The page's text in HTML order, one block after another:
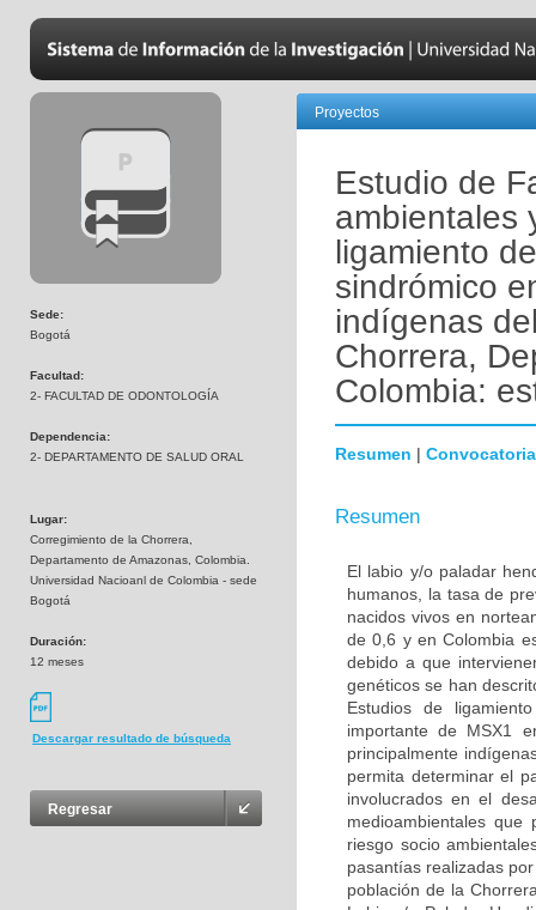
Sede:
Bogotá
Facultad:
2- FACULTAD DE ODONTOLOGÍA
Dependencia:
2- DEPARTAMENTO DE SALUD ORAL
Lugar:
Corregimiento de la Chorrera,
Departamento de Amazonas, Colombia.
Universidad Nacioanl de Colombia - sede
Bogotá
Duración:
12 meses
Descargar resultado de búsqueda
Regresar
Proyectos
Estudio de
ambientales
ligamiento
sindrómico
indígenas
Chorrera,
Colombia:
Resumen | Convocatoria
Resumen
El labio y/o paladar
humanos, la tasa de
nacidos vivos en
de 0,6 y en Colombia
debido a que
genéticos se han
Estudios de
importante de MSX1
principalmente
permita determinar el
involucrados en el
medioambientales
riesgo socio
pasantías realizadas
población de la